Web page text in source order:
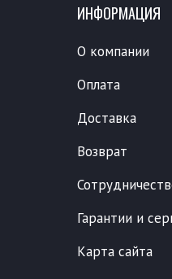
ИНФОРМАЦИЯ
О компании
Оплата
Доставка
Возврат
Гарантии и
Карта сайта